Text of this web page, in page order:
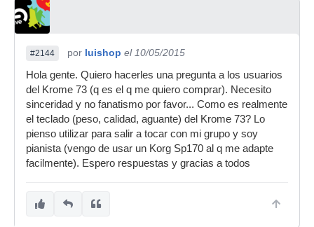
#2144 por luishop el 10/05/2015
Hola gente. Quiero hacerles una pregunta a los usuarios
del Krome 73 (q es el q me quiero comprar). Necesito
sinceridad y no fanatismo por favor... Como es realmente
el teclado (peso, calidad, aguante) del Krome 73? Lo
pienso utilizar para salir a tocar con mi grupo y soy
pianista (vengo de usar un Korg Sp170 al q me adapte
facilmente). Espero respuestas y gracias a todos